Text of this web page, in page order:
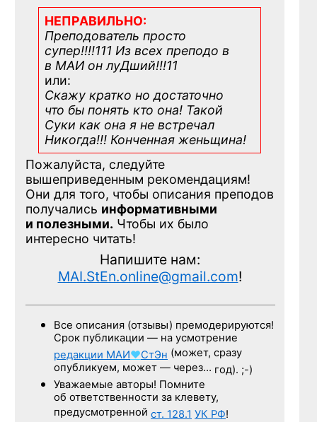
НЕПРАВИЛЬНО:
Преподователь просто
супер!!!!111 Из всех преподо в
в МАИ он луДший!!!11
или:
Скажу кратко но достаточно
что бы понять кто она! Такой
Суки как она я не встречал
Никогда!!! Конченная женьщина!
Пожалуйста, следуйте
вышеприведенным рекомендациям!
Они для того, чтобы описания преподов
получались информативными
и полезными. Чтобы их было
интересно читать!
Напишите нам:
MAI.StEn.online@gmail.com!
Все описания (отзывы) премодерируются!
Срок публикации — на усмотрение
редакции МАИ♥СтЭн (может, сразу
опубликуем, может — через… год). ;-)
Уважаемые авторы! Помните
об ответственности за клевету,
предусмотренной ст. 128.1 УК РФ!